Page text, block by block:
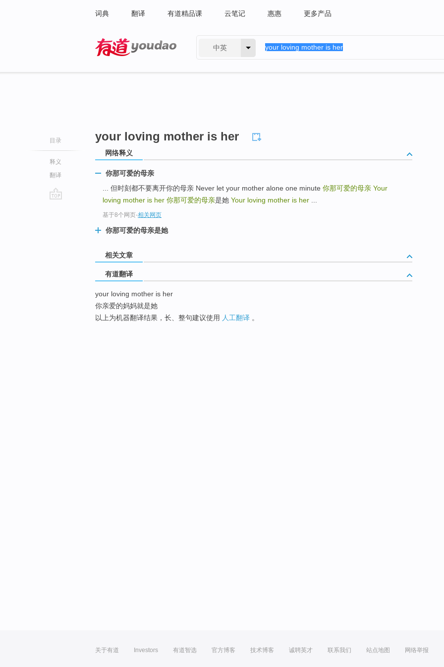
词典 翻译 有道精品课 云笔记 惠惠 更多产品
中英
目录
释义
翻译
your loving mother is her
网络释义
你那可爱的母亲
... 但时刻都不要离开你的母亲 Never let your mother alone one minute 你那可爱的母亲 Your
loving mother is her 你那可爱的母亲是她 Your loving mother is her
基于8个网页-相关网页
你那可爱的母亲是她
相关文章
有道翻译
your loving mother is her
你亲爱的妈妈就是她
以上为机器翻译结果，长、整句建议使用 人工翻译 。
关于有道 Investors 有道智选 官方博客 技术博客 诚聘英才 联系我们 站点地图 网络举报